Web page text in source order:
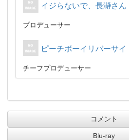
イジらないで、長瀞さん
プロデューサー
ピーチボーイリバーサイ
チーフプロデューサー
コメント
Blu-ray